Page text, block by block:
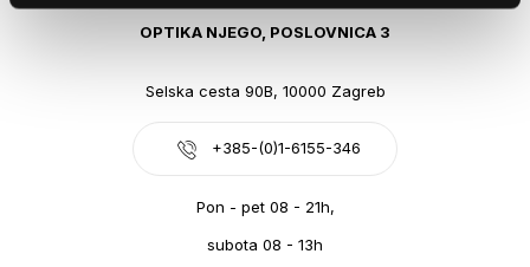
OPTIKA NJEGO, POSLOVNICA 3
Selska cesta 90B, 10000 Zagreb
+385-(0)1-6155-346
Pon - pet 08 - 21h,
subota 08 - 13h